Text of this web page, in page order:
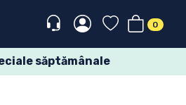
0
săptămânale